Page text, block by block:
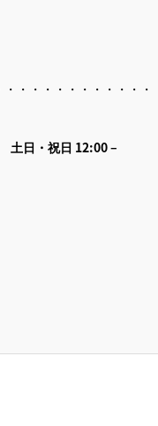
・・・・・・・・・・・
土日・祝日 12:00 –